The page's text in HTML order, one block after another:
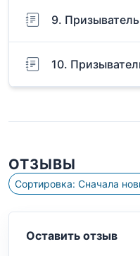
9.
10.
ОТЗЫВЫ
Сортировка: Сначала
Оставить отзыв